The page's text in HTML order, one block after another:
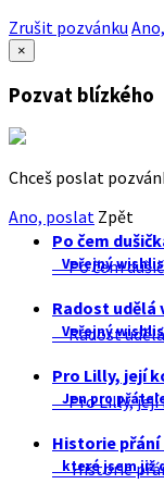
Zrušit pozvánku
×
Pozvat blízkého
Chceš poslat
Ano, poslat Zpět
Po čem
Veřejný
Po čem
Radost udělá
Veřejný
Radost
Pro Lilly, její
Jen pro
Pro Lilly, její
Historie přání
které jsem již
Historie